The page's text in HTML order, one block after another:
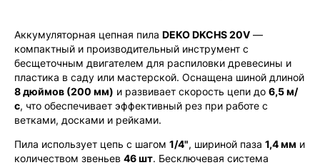
Аккумуляторная цепная пила DEKO DKCHS 20V —
компактный и производительный инструмент с
бесщеточным двигателем для распиловки древесины и
пластика в саду или мастерской. Оснащена шиной длиной
8 дюймов (200 мм) и развивает скорость цепи до 6,5 м/
с, что обеспечивает эффективный рез при работе с
ветками, досками и рейками.
Пила использует цепь с шагом 1/4", шириной паза 1,4 мм и
количеством звеньев 46 шт. Бесключевая система